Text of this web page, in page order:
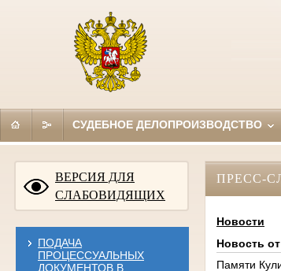
СУДЕБНОЕ ДЕЛОПРОИЗВОДСТВО
ВЕРСИЯ ДЛЯ
СЛАБОВИДЯЩИХ
ПОДАЧА
ПРОЦЕССУАЛЬНЫХ
ДОКУМЕНТОВ В
ПРЕСС-
Новости
Новость
Памяти